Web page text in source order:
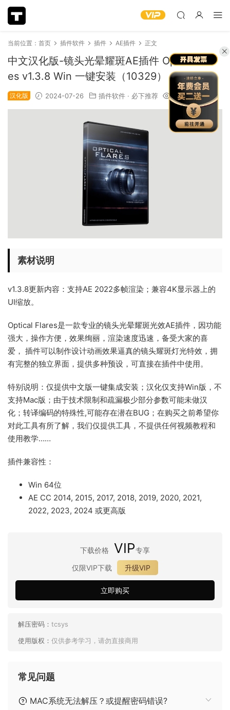
当前位置： 首页 插件软件 插件 AE插件 正文
中文汉化版-镜头光晕耀斑AE插件 Optical Flar
es v1.3.8 Win 一键安装（10329）
汉化版 2024-07-26 插件软件 · 必下推荐 1.27k
素材说明
v1.3.8更新内容：支持AE 2022多帧渲染；兼容4K显示器上的
UI缩放。
Optical Flares是一款专业的镜头光晕耀斑光效AE插件，因功能
强大，操作方便，效果绚丽，渲染速度迅速，备受大家的喜
爱， 插件可以制作设计动画效果逼真的镜头耀斑灯光特效，拥
有完整的独立界面，提供多种预设，可直接在插件中使用。
特别说明：仅提供中文版一键集成安装；汉化仅支持Win版，不
支持Mac版；由于技术限制和疏漏极少部分参数可能未做汉
化；转译编码的特殊性,可能存在潜在BUG；在购买之前希望你
对此工具有所了解，我们仅提供工具，不提供任何视频教程和
使用教学……
插件兼容性：
Win 64位
AE CC 2014, 2015, 2017, 2018, 2019, 2020, 2021,
2022, 2023, 2024 或更高版
下载价格 VIP专享
仅限VIP下载
升级VIP
立即购买
解压密码： tcsys
使用版权： 仅供参考学习，请勿直接商用
常见问题
MAC系统无法解压？或提醒密码错误?